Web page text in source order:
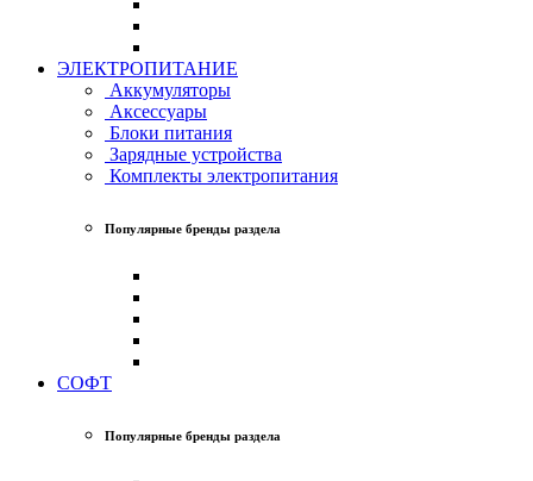
ЭЛЕКТРОПИТАНИЕ
Аккумуляторы
Аксессуары
Блоки питания
Зарядные устройства
Комплекты электропитания
Популярные бренды раздела
СОФТ
Популярные бренды раздела